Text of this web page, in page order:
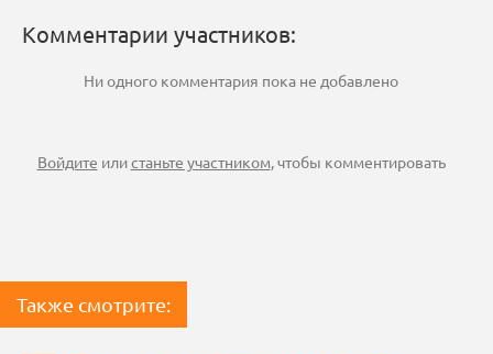
Комментарии участников:
Ни одного комментария пока не добавлено
Войдите илистаньте участником, чтобы комментировать
Также смотрите: